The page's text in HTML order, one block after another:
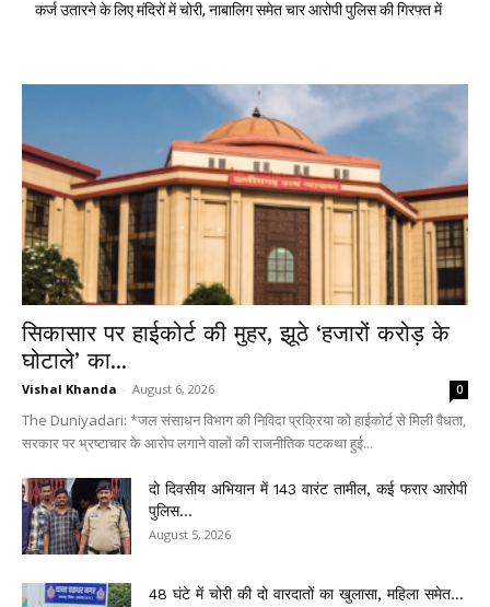
कर्ज उतारने के लिए मंदिरों में चोरी, नाबालिग समेत चार आरोपी पुलिस की गिरफ्त में
सिकासार पर हाईकोर्ट की मुहर, झूठे ‘हजारों करोड़ के
घोटाले’ का...
Vishal Khanda - August 6, 2026 0
The Duniyadari: *जल संसाधन विभाग की निविदा प्रक्रिया को हाईकोर्ट से मिली वैधता,
सरकार पर भ्रष्टाचार के आरोप लगाने वालों की राजनीतिक पटकथा हुई...
दो दिवसीय अभियान में 143 वारंट तामील, कई फरार आरोपी
पुलिस...
August 5, 2026
48 घंटे में चोरी की दो वारदातों का खुलासा, महिला समेत...